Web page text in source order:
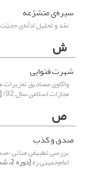
سیره‌ی متشرّعه
نقد و تحلیل ادلّه‌ی
ش
شهرت فتوایی
مجازات اسلامی سال 92)
ص
صدق و کذب
بررسی تطبیقی مبانیِ
امام‌خمینی ره[دوره 2، شماره 1، 1395، صفحه 105-121]